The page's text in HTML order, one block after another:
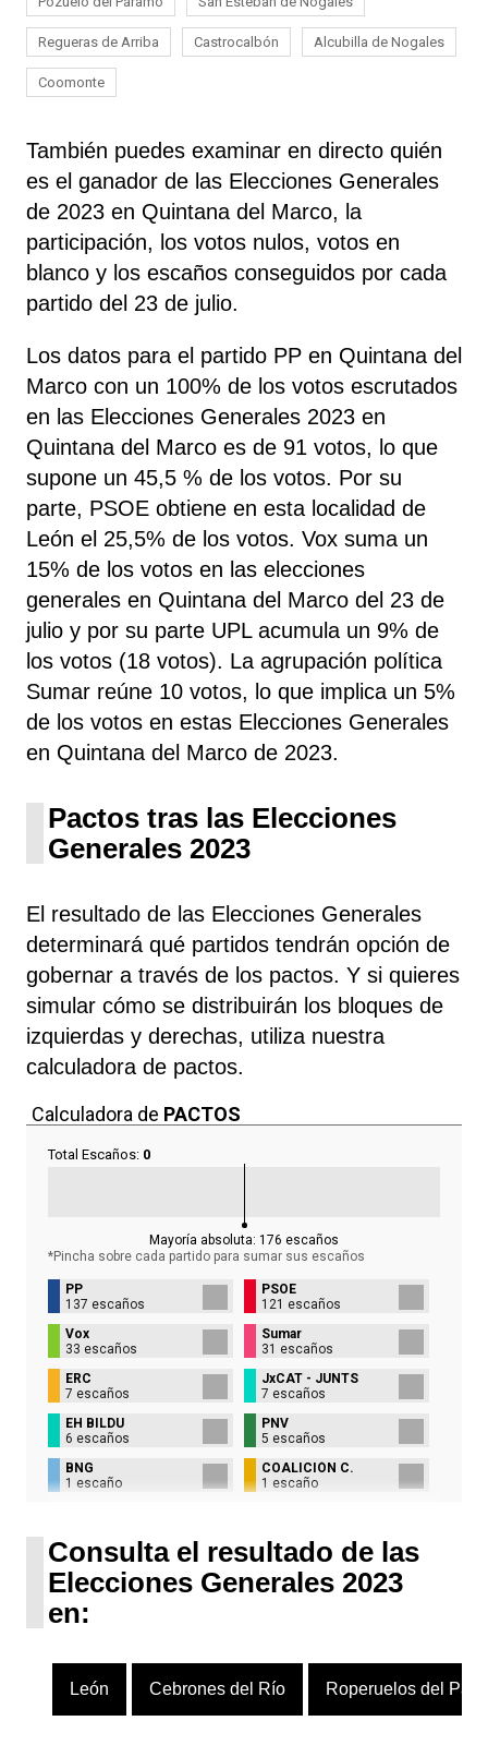
Regueras de Arriba Castrocalbón Alcubilla de Nogales
Coomonte
También puedes examinar en directo quién
es el ganador de las Elecciones Generales
de 2023 en Quintana del Marco, la
participación, los votos nulos, votos en
blanco y los escaños conseguidos por cada
partido del 23 de julio.
Los datos para el partido PP en Quintana del
Marco con un 100% de los votos escrutados
en las Elecciones Generales 2023 en
Quintana del Marco es de 91 votos, lo que
supone un 45,5 % de los votos. Por su
parte, PSOE obtiene en esta localidad de
León el 25,5% de los votos. Vox suma un
15% de los votos en las elecciones
generales en Quintana del Marco del 23 de
julio y por su parte UPL acumula un 9% de
los votos (18 votos). La agrupación política
Sumar reúne 10 votos, lo que implica un 5%
de los votos en estas Elecciones Generales
en Quintana del Marco de 2023.
Pactos tras las Elecciones
Generales 2023
El resultado de las Elecciones Generales
determinará qué partidos tendrán opción de
gobernar a través de los pactos. Y si quieres
simular cómo se distribuirán los bloques de
izquierdas y derechas, utiliza nuestra
calculadora de pactos.
Calculadora de PACTOS
Total Escaños: 0
Mayoría absoluta: 176 escaños
*Pincha sobre cada partido para sumar sus escaños
PP
137 escaños
PSOE
121 escaños
Vox
33 escaños
Sumar
31 escaños
ERC
7 escaños
JxCAT - JUNTS
7 escaños
EH BILDU
6 escaños
PNV
5 escaños
BNG
1 escaño
COALICIÓN C.
1 escaño
Consulta el resultado de las
Elecciones Generales 2023
en:
León Cebrones del Río Roperuelos del